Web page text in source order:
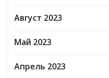
Август 2023
Май 2023
Апрель 2023